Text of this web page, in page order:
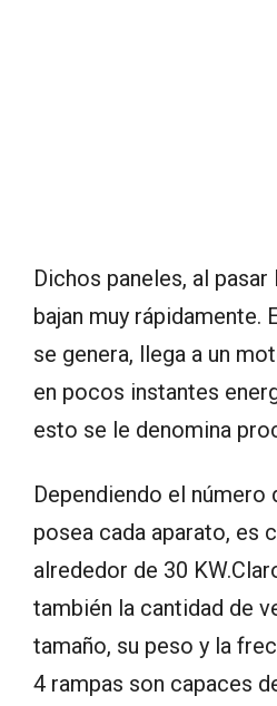
Dichos paneles, al
bajan muy rápidamente.
se genera, llega a un
en pocos instantes
esto se le denomina
Dependiendo el número
posea cada aparato, es
alrededor de 30
también la cantidad de
tamaño, su peso y la
4 rampas son capaces